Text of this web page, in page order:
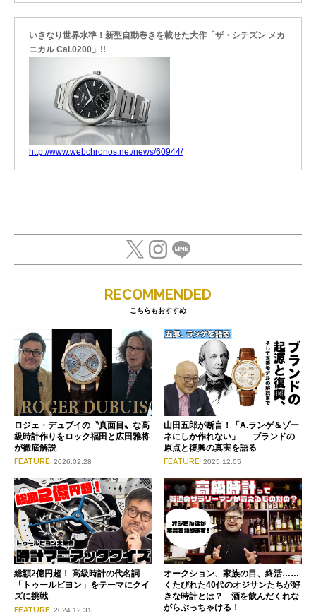
いきなり世界水準！新型自動巻きを載せた大作「ザ・シチズン メカ
ニカル Cal.0200」!!
http://www.webchronos.net/news/60944/
RECOMMENDED
こちらもおすすめ
ロジェ・デュブイの〝真面目〟な高
級時計作りをロック福田と広田雅将
が徹底解説
FEATURE 2026.02.28
山田五郎が断言！「A.ランゲ＆ゾー
ネにしか作れない」──ブランドの
原点と復興の真実を語る
FEATURE 2025.12.05
総額2億円超！ 高級時計の代名詞
「トゥールビヨン」をテーマにクイ
ズに挑戦
FEATURE 2024.12.31
オークション、家族の目、終活……
くたびれた40代のオジサンたちが好
きな時計とは？ 酒を飲んだくれな
がらぶっちゃける！